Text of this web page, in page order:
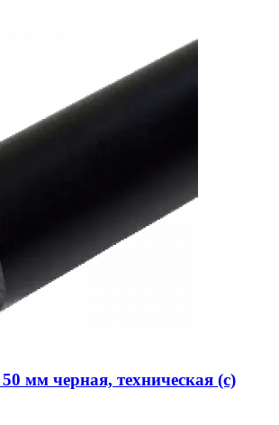
мм черная, техническая (с)